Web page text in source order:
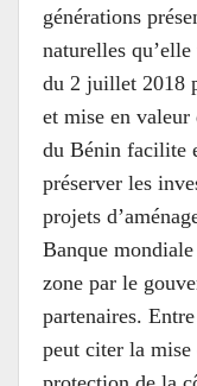
générations
naturelles
du 2 juillet 2018
et mise en
du Bénin facilite
préserver les
projets
Banque
zone par le
partenaires.
peut citer la mise